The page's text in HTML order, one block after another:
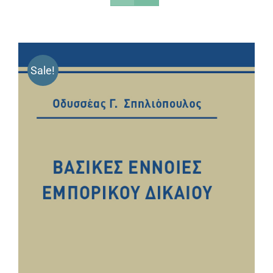
Sale!